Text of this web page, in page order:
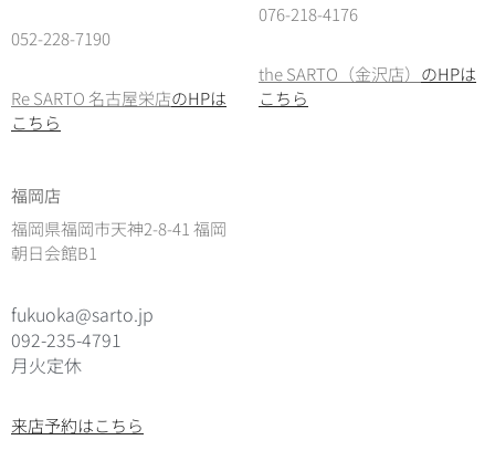
052-228-7190
Re SARTO 名古屋栄店のHPは
こちら
076-218-4176
the SARTO（金沢店） のHPは
こちら
福岡店
福岡県福岡市天神2-8-41 福岡
朝日会館B1
fukuoka@sarto.jp
092-235-4791
月火定休
来店予約はこちら